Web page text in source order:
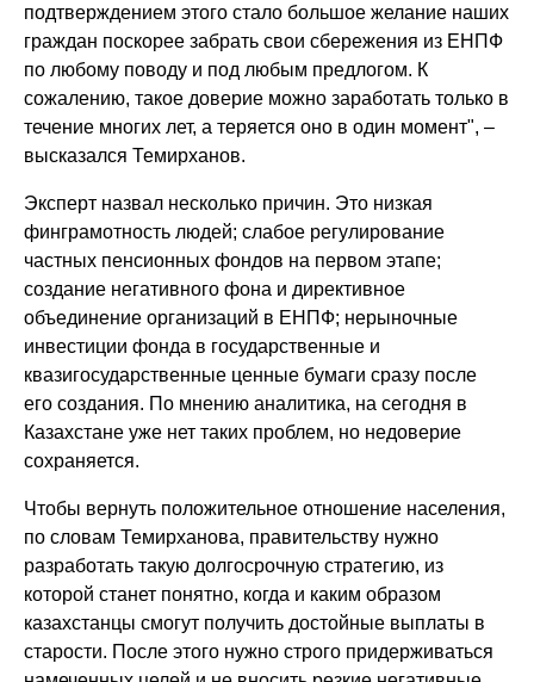
подтверждением этого стало большое желание наших
граждан поскорее забрать свои сбережения из ЕНПФ
по любому поводу и под любым предлогом. К
сожалению, такое доверие можно заработать только в
течение многих лет, а теряется оно в один момент", –
высказался Темирханов.
Эксперт назвал несколько причин. Это низкая
финграмотность людей; слабое регулирование
частных пенсионных фондов на первом этапе;
создание негативного фона и директивное
объединение организаций в ЕНПФ; нерыночные
инвестиции фонда в государственные и
квазигосударственные ценные бумаги сразу после
его создания. По мнению аналитика, на сегодня в
Казахстане уже нет таких проблем, но недоверие
сохраняется.
Чтобы вернуть положительное отношение населения,
по словам Темирханова, правительству нужно
разработать такую долгосрочную стратегию, из
которой станет понятно, когда и каким образом
казахстанцы смогут получить достойные выплаты в
старости. После этого нужно строго придерживаться